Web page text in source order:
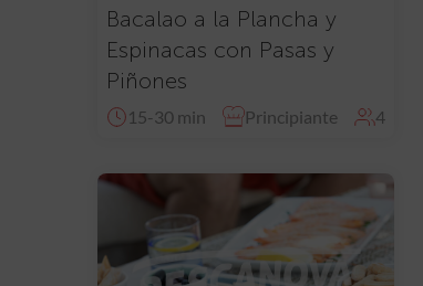
Bacalao a la Plancha y
Espinacas con Pasas y
Piñones
15-30 min Principiante 4